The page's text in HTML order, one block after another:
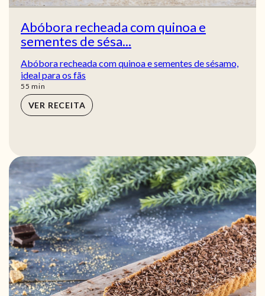
Abóbora recheada com quinoa e
sementes de sésa...
Abóbora recheada com quinoa e sementes de sésamo,
ideal para os fãs
55 min
min
VER RECEITA